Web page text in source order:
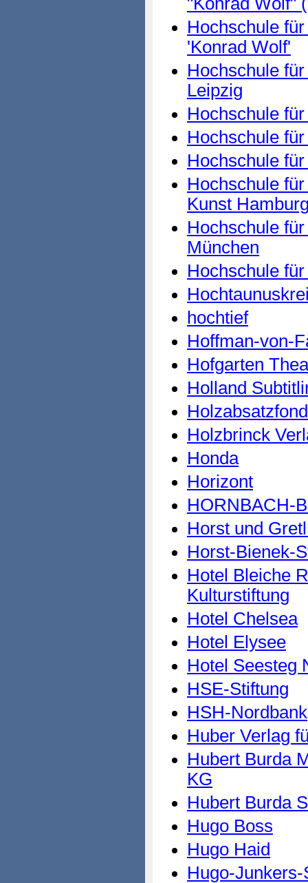
Hochschule
'Konrad Wolf'
Hochschule
Leipzig
Hochschule
Hochschule
Hochschule
Hochschule
Kunst
Hochschule
München
Hochschule
hochtief
Hoffman-von-
Hofgarten
Holland
Holzbrinck
Honda
Horizont
HORNBACH-
Horst und
Horst-Bienek-
Hotel Bleiche
Kulturstiftung
Hotel Chelsea
Hotel Elysee
Hotel Seesteg
HSE-Stiftung
HSH-Nordbank
Huber Verlag
Hubert Burda
KG
Hubert Burda
Hugo Boss
Hugo Haid
Hugo-Junkers-